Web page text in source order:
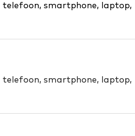
telefoon, smartphone, laptop,
telefoon, smartphone, laptop,